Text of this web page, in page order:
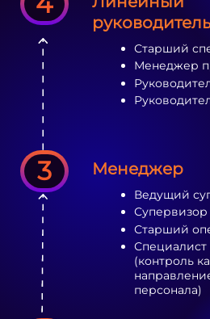
3 Менеджер
Ведущий
Супервизор
Старший
(контроль
персонала)
Старший
Менеджер